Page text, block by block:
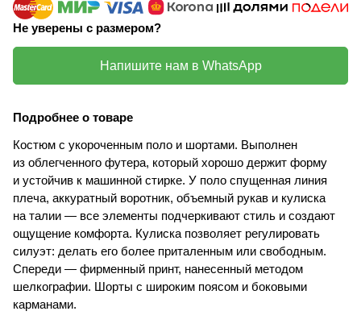
Не уверены с размером?
Напишите нам в WhatsApp
Подробнее о товаре
Костюм с укороченным поло и шортами. Выполнен
из облегченного футера, который хорошо держит форму
и устойчив к машинной стирке. У поло спущенная линия
плеча, аккуратный воротник, объемный рукав и кулиска
на талии — все элементы подчеркивают стиль и создают
ощущение комфорта. Кулиска позволяет регулировать
силуэт: делать его более приталенным или свободным.
Спереди — фирменный принт, нанесенный методом
шелкографии. Шорты с широким поясом и боковыми
карманами.